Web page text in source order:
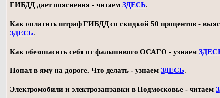
ГИБДД дает пояснения - читаем ЗДЕСЬ.
Как оплатить штраф ГИБДД со скидкой 50 процентов -
ЗДЕСЬ.
Как обезопасить себя от фальшивого ОСАГО - узнаем
Попал в яму на дороге. Что делать - узнаем ЗДЕСЬ.
Электромобили и электрозаправки в Подмосковье - читаем